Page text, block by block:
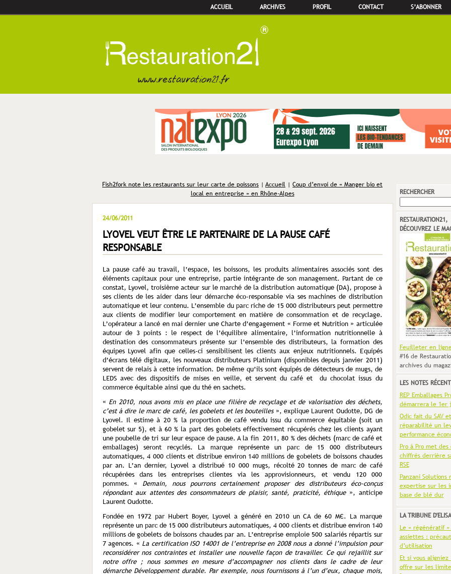
ACCUEIL ARCHIVES PROFIL CONTACT S’ABONNER
Fish2fork note les restaurants sur leur carte de poissons | Accueil | Coup d’envoi de « Manger bio et
local en entreprise » en Rhône-Alpes
24/06/2011
LYOVEL VEUT ÊTRE LE PARTENAIRE DE LA PAUSE CAFÉ
RESPONSABLE
La pause café au travail, l’espace, les boissons, les produits alimentaires associés sont des
éléments capitaux pour une entreprise, partie intégrante de son management. Partant de ce
constat, Lyovel, troisième acteur sur le marché de la distribution automatique (DA), propose à
ses clients de les aider dans leur démarche éco-responsable via ses machines de distribution
automatique et leur contenu. L’ensemble du parc riche de 15 000 distributeurs peut permettre
aux clients de modifier leur comportement en matière de consommation et de recyclage.
L’opérateur a lancé en mai dernier une Charte d’engagement « Forme et Nutrition » articulée
autour de 3 points : le respect de l’équilibre alimentaire, l’information nutritionnelle à
destination des consommateurs présente sur l’ensemble des distributeurs, la formation des
équipes Lyovel afin que celles-ci sensibilisent les clients aux enjeux nutritionnels. Equipés
d’écrans télé digitaux, les nouveaux distributeurs Platinium (disponibles depuis janvier 2011)
servent de relais à cette information. De même qu’ils sont équipés de détecteurs de mugs, de
LEDS avec des dispositifs de mises en veille, et servent du café et du chocolat issus du
commerce équitable ainsi que du thé en sachets.
« En 2010, nous avons mis en place une filière de recyclage et de valorisation des déchets,
c’est à dire le marc de café, les gobelets et les bouteilles», explique Laurent Oudotte, DG de
Lyovel. Il estime à 20 % la proportion de café vendu issu du commerce équitable (soit un
gobelet sur 5), et à 60 % la part des gobelets effectivement récupérés chez les clients ayant
une poubelle de tri sur leur espace de pause. A la fin 2011, 80 % des déchets (marc de café et
emballages) seront recyclés. La marque représente un parc de 15 000 distributeurs
automatiques, 4 000 clients et distribue environ 140 millions de gobelets de boissons chaudes
par an. L’an dernier, Lyovel a distribué 10 000 mugs, récolté 20 tonnes de marc de café
récupérées dans les entreprises clientes via les approvisionneurs, et vendu 120 000
pommes. « Demain, nous pourrons certainement proposer des distributeurs éco-conçus
répondant aux attentes des consommateurs de plaisir, santé, praticité, éthique», anticipe
Laurent Oudotte.
Fondée en 1972 par Hubert Boyer, Lyovel a généré en 2010 un CA de 60 MЄ. La marque
représente un parc de 15 000 distributeurs automatiques, 4 000 clients et distribue environ 140
millions de gobelets de boissons chaudes par an. L’entreprise emploie 500 salariés répartis sur
7 agences. « La certification ISO 14001 de l’entreprise en 2008 nous a donné l’impulsion pour
reconsidérer nos contraintes et installer une nouvelle façon de travailler. Ce qui rejaillit sur
notre offre ; nous sommes en mesure d’accompagner nos clients dans le cadre de leur
démarche Développement durable. Par exemple, nous fournissons à l’un d’eux, chaque mois,
RECHERCHER
RESTAURATION21,
DÉCOUVREZ LE
Feuilleter en
#16 de
archives du
LES NOTES
REP Emballages
démarrera le 1er
Odic fait du SAV
réparabilité un
performance
Pro à Pro met
chiffrés derrière
RSE
Panzani Solutions
expertise sur les
base de blé dur
LA TRIBUNE
Le « régénératif »
assiettes :
d’utilisation
Et si vous aligniez
offre sur les